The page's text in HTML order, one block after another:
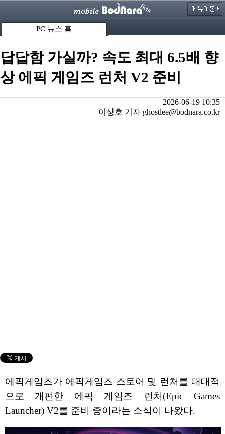
PC 뉴스 홈
답답함 가실까? 속도 최대 6.5배 향
상 에픽 게임즈 런처 V2 준비
2026-06-19 10:35
이상호 기자 ghostlee@bodnara.co.kr
에픽게임즈가 에픽게임즈 스토어 및 런처를 대대적
으로 개편한 에픽 게임즈 런처(Epic Games
Launcher) V2를 준비 중이라는 소식이 나왔다.